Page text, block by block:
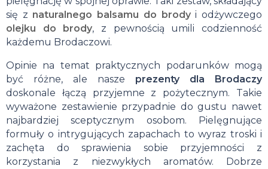
się z naturalnego balsamu do brodyi odżywczego
olejku do brody, z pewnością umili codzienność
każdemu Brodaczowi.
Opinie na temat praktycznych podarunków mogą
być różne, ale nasze prezenty dla Brodaczy
doskonale łączą przyjemne z pożytecznym. Takie
wyważone zestawienie przypadnie do gustu nawet
najbardziej sceptycznym osobom. Pielęgnujące
formuły o intrygujących zapachach to wyraz troski i
zachęta do sprawienia sobie przyjemności z
korzystania z niezwykłych aromatów. Dobrze